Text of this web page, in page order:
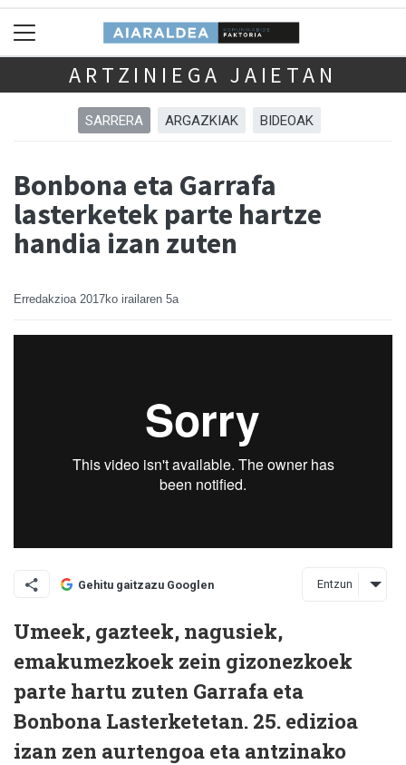
ARTZINIEGA JAIETAN
SARRERA ARGAZKIAK BIDEOAK
Bonbona eta Garrafa
lasterketek parte hartze
handia izan zuten
Erredakzioa 2017ko irailaren 5a
Gehitu gaitzazu Googlen Entzun
Umeek, gazteek, nagusiek,
emakumezkoek zein gizonezkoek
parte hartu zuten Garrafa eta
Bonbona Lasterketetan. 25. edizioa
izan zen aurtengoa eta antzinako